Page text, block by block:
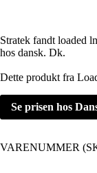
Stratek fandt loaded
hos dansk. Dk.
Dette produkt fra
Se prisen hos
VARENUMMER